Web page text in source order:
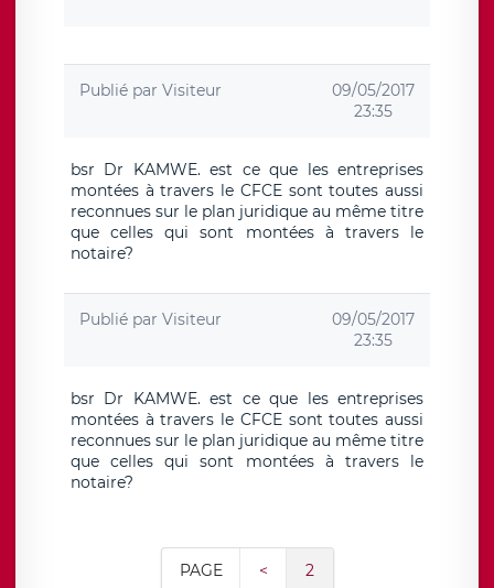
Publié par Visiteur
09/05/2017
23:35
bsr Dr KAMWE. est ce que les entreprises
montées à travers le CFCE sont toutes aussi
reconnues sur le plan juridique au même titre
que celles qui sont montées à travers le
notaire?
Publié par Visiteur
09/05/2017
23:35
bsr Dr KAMWE. est ce que les entreprises
montées à travers le CFCE sont toutes aussi
reconnues sur le plan juridique au même titre
que celles qui sont montées à travers le
notaire?
PAGE < 2